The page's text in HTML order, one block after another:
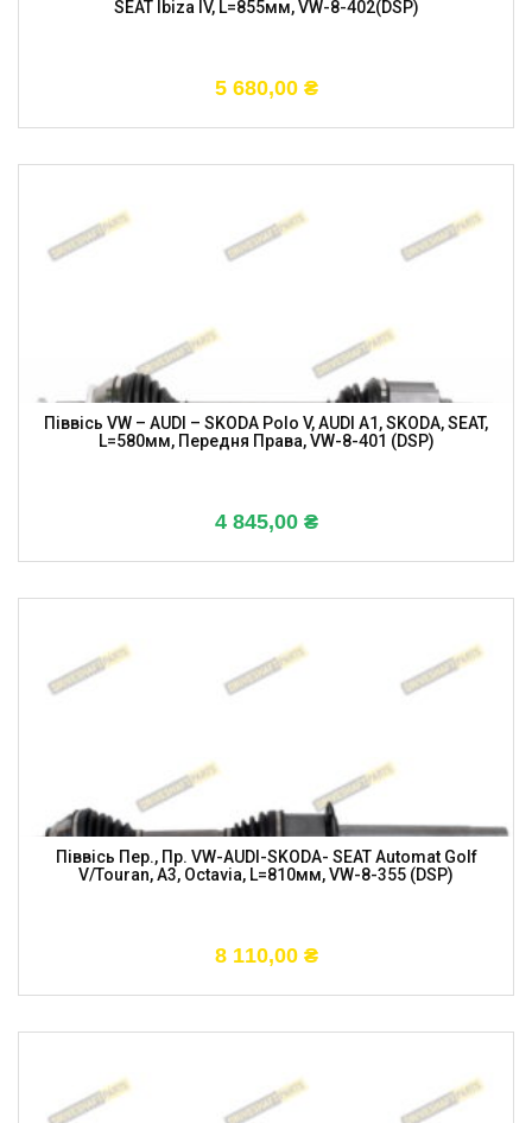
SEAT Ibiza IV, L=855мм, VW-8-402(DSP)
5 680,00 ₴
Піввісь VW – AUDI – SKODA Polo V, AUDI A1, SKODA, SEAT,
L=580мм, Передня Права, VW-8-401 (DSP)
4 845,00 ₴
Піввісь Пер., Пр. VW-AUDI-SKODA- SEAT Automat Golf
V/Touran, A3, Octavia, L=810мм, VW-8-355 (DSP)
8 110,00 ₴